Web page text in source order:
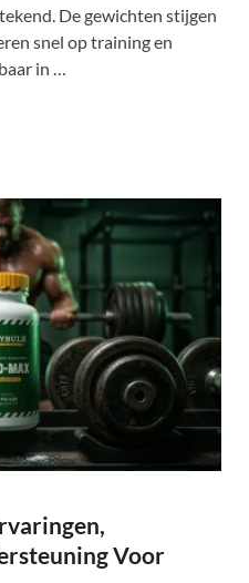
De gewichten stijgen
snel op training en
in …
Voor